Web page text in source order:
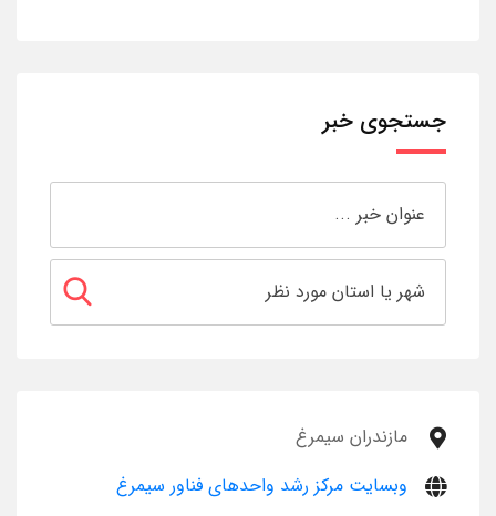
جستجوی خبر
مازندران سیمرغ
وبسایت مرکز رشد واحدهای فناور سیمرغ